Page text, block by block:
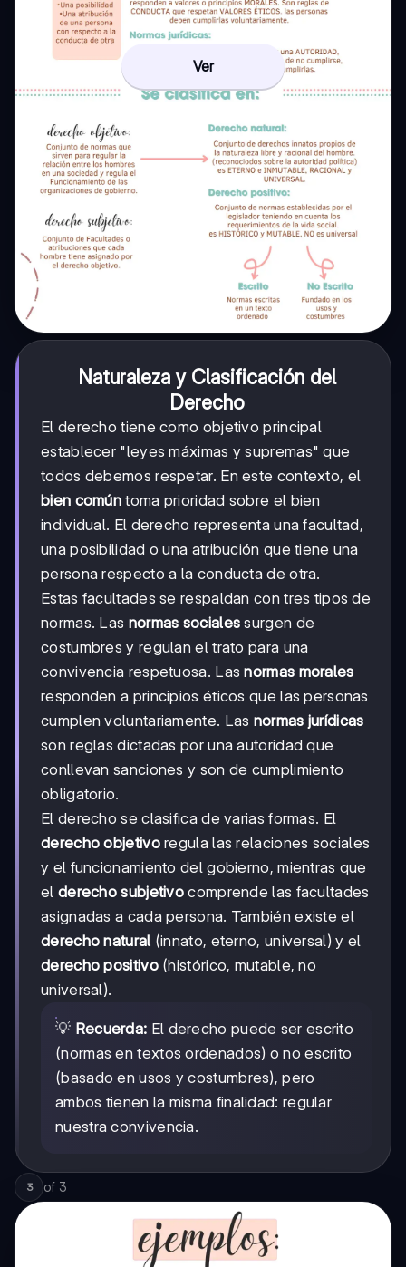
Ver
Naturaleza y Clasificación del
Derecho
El derecho tiene como objetivo principal
establecer "leyes máximas y supremas" que
todos debemos respetar. En este contexto, el
bien común toma prioridad sobre el bien
individual. El derecho representa una facultad,
una posibilidad o una atribución que tiene una
persona respecto a la conducta de otra.
Estas facultades se respaldan con tres tipos de
normas. Las normas sociales surgen de
costumbres y regulan el trato para una
convivencia respetuosa. Lasnormas morales
responden a principios éticos que las personas
cumplen voluntariamente. Las normas jurídicas
son reglas dictadas por una autoridad que
conllevan sanciones y son de cumplimiento
obligatorio.
El derecho se clasifica de varias formas. El
derecho objetivoregula las relaciones sociales
y el funcionamiento del gobierno, mientras que
el derecho subjetivo comprende las facultades
asignadas a cada persona. También existe el
derecho natural (innato, eterno, universal) y el
derecho positivo(histórico, mutable, no
universal).
💡 Recuerda: El derecho puede ser escrito
(normas en textos ordenados) o no escrito
(basado en usos y costumbres), pero
ambos tienen la misma finalidad: regular
nuestra convivencia.
3 of 3